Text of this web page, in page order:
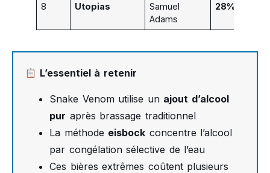
8 Utopias
Samuel
Adams
28%
L’essentiel à retenir
Snake Venom utilise un ajout d’alcool
pur après brassage traditionnel
La méthode eisbock concentre l’alcool
par congélation sélective de l’eau
Ces bières extrêmes coûtent plusieurs